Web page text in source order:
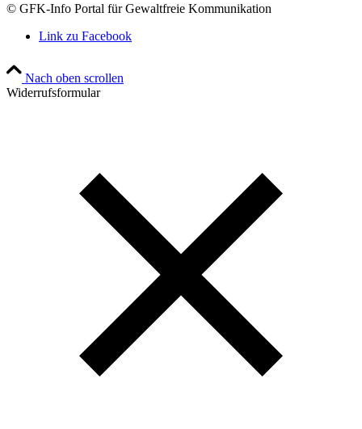
© GFK-Info Portal für Gewaltfreie Kommunikation
Link zu Facebook
Nach oben scrollen
Widerrufsformular